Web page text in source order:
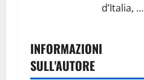
d’Italia, …
INFORMAZIONI
SULL'AUTORE